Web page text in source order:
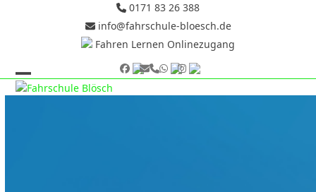
0171 83 26 388
info@fahrschule-bloesch.de
Fahren Lernen Onlinezugang
Facebook
E-
Mail
Telefon
Whatsapp
Instagram
Open
Close